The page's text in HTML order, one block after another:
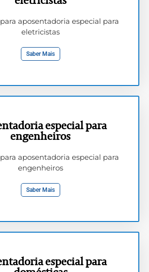
aposentadoria especial para
eletricistas
Saber Mais
especial para
engenheiros
aposentadoria especial para
engenheiros
Saber Mais
especial para